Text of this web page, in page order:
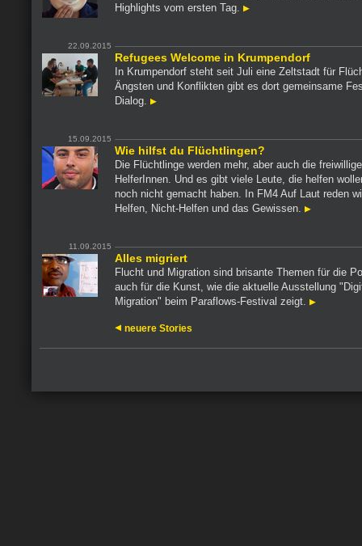
Highlights vom ersten Tag.
22.09.2015
Refugees Welcome in Krumpendorf
In Krumpendorf steht seit Juli eine Zeltstadt für
Ängsten und Konflikten gibt es dort gemeinsame
Dialog.
15.09.2015
Wie hilfst du Flüchtlingen?
Die Flüchtlinge werden mehr, aber auch die
HelferInnen. Und es gibt viele Leute, die helfen
noch nicht gemacht haben. In FM4 Auf Laut reden
Helfen, Nicht-Helfen und das Gewissen.
11.09.2015
Alles migriert
Flucht und Migration sind brisante Themen für die
auch für die Kunst, wie die aktuelle Ausstellung
Migration" beim Paraflows-Festival zeigt.
neuere Stories